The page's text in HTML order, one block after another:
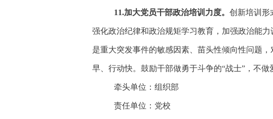
11.加大党员干部政治培训力度。 创新培训形
强化政治纪律和政治规矩学习教育，加强政治能
是重大突发事件的敏感因素、苗头性倾向性问题
早、行动快。鼓励干部做勇于斗争的“战士”，不做
牵头单位：组织部
责任单位：党校